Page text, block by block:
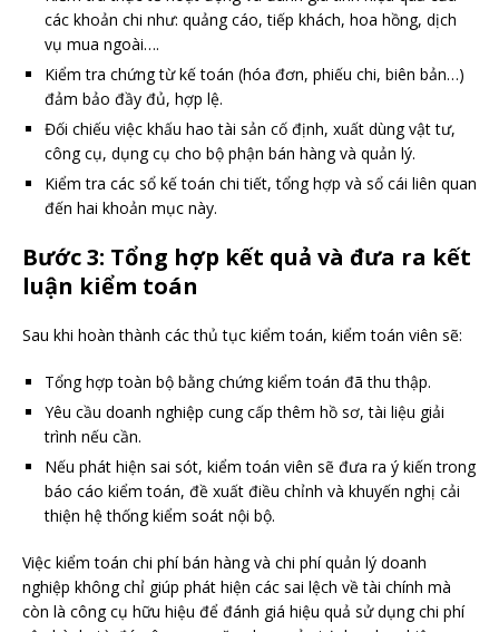
các khoản chi như: quảng cáo, tiếp khách, hoa hồng, dịch
vụ mua ngoài….
Kiểm tra chứng từ kế toán (hóa đơn, phiếu chi, biên bản…)
đảm bảo đầy đủ, hợp lệ.
Đối chiếu việc khấu hao tài sản cố định, xuất dùng vật tư,
công cụ, dụng cụ cho bộ phận bán hàng và quản lý.
Kiểm tra các sổ kế toán chi tiết, tổng hợp và sổ cái liên quan
đến hai khoản mục này.
Bước 3: Tổng hợp kết quả và đưa ra kết
luận kiểm toán
Sau khi hoàn thành các thủ tục kiểm toán, kiểm toán viên sẽ:
Tổng hợp toàn bộ bằng chứng kiểm toán đã thu thập.
Yêu cầu doanh nghiệp cung cấp thêm hồ sơ, tài liệu giải
trình nếu cần.
Nếu phát hiện sai sót, kiểm toán viên sẽ đưa ra ý kiến trong
báo cáo kiểm toán, đề xuất điều chỉnh và khuyến nghị cải
thiện hệ thống kiểm soát nội bộ.
Việc kiểm toán chi phí bán hàng và chi phí quản lý doanh
nghiệp không chỉ giúp phát hiện các sai lệch về tài chính mà
còn là công cụ hữu hiệu để đánh giá hiệu quả sử dụng chi phí